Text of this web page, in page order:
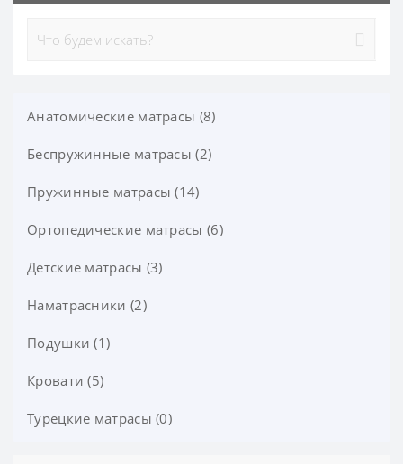
Анатомические матрасы (8)
Беспружинные матрасы (2)
Пружинные матрасы (14)
Ортопедические матрасы (6)
Детские матрасы (3)
Наматрасники (2)
Подушки (1)
Кровати (5)
Турецкие матрасы (0)